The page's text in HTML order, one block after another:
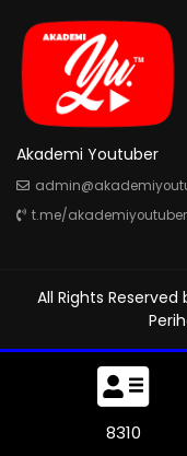
Akademi Youtuber
t.me/
All Rights Reserved
8694